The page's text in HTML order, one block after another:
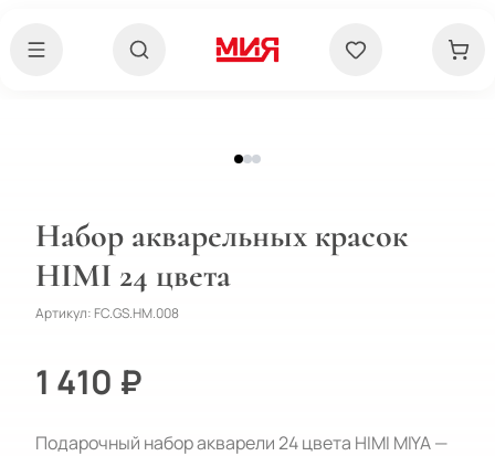
Набор акварельных красок
HIMI 24 цвета
Артикул: FC.GS.HM.008
1 410 ₽
Подарочный набор акварели 24 цвета HIMI MIYA —